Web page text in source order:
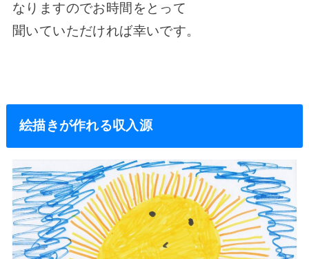
なりますのでお時間をとって
聞いていただければ幸いです。
絵描きが作れる収入源